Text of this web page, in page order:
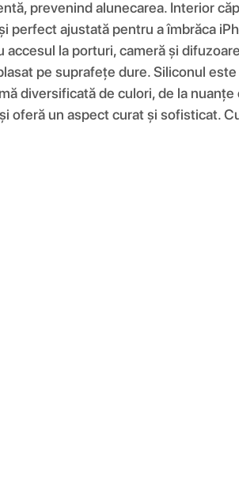
prevenind alunecarea. Interior
ajustată pentru a îmbrăca
la porturi, cameră și
pe suprafețe dure. Siliconul
diversificată de culori, de la
oferă un aspect curat și sofisticat.